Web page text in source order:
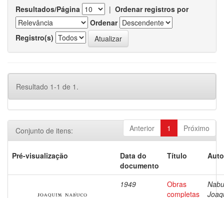
Resultados/Página | Ordenar registros por
Ordenar
Registro(s)
Resultado 1-1 de 1.
Anterior 1 Próximo
Conjunto de itens:
Pré-visualização
Data do
documento
Título
1949
Obras
completas